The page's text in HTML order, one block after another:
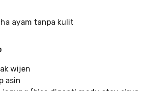
ayam tanpa kulit
wijen
asin